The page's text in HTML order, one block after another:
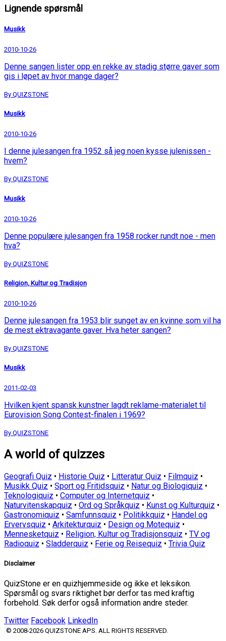
Lignende spørsmål
Musikk
2010-10-26
Denne sangen lister opp en rekke av stadig større gaver som
gis i løpet av hvor mange dager?
By QUIZSTONE
Musikk
2010-10-26
I denne julesangen fra 1952 så jeg noen kysse julenissen -
hvem?
By QUIZSTONE
Musikk
2010-10-26
Denne populære julesangen fra 1958 rocker rundt noe - men
hva?
By QUIZSTONE
Religion, Kultur og Tradisjon
2010-10-26
Denne julesangen fra 1953 blir sunget av en kvinne som vil ha
de mest ektravagante gaver. Hva heter sangen?
By QUIZSTONE
Musikk
2011-02-03
Hvilken kjent spansk kunstner lagdt reklame-materialet til
Eurovision Song Contest-finalen i 1969?
By QUIZSTONE
A world of quizzes
Geografi Quiz • Historie Quiz • Litteratur Quiz • Filmquiz •
Musikk Quiz • Sport og Fritidsquiz • Natur og Biologiquiz •
Teknologiquiz • Computer og Internetquiz •
Naturvitenskapquiz • Ord og Språkquiz • Kunst og Kulturquiz •
Gastronomiquiz • Samfunnsquiz • Politikkquiz • Handel og
Ervervsquiz • Arkitekturquiz • Design og Motequiz •
Mennesketquiz • Religion, Kultur og Tradisjonsquiz • TV og
Radioquiz • Sladderquiz • Ferie og Reisequiz • Trivia Quiz
Disclaimer
QuizStone er en quizhjemmeside og ikke et leksikon.
Spørsmål og svars riktighet bør derfor tas med kraftig
forbehold. Søk derfor også information andre steder.
Twitter Facebook LinkedIn
© 2008-2026 QUIZSTONE APS. ALL RIGHTS RESERVED.